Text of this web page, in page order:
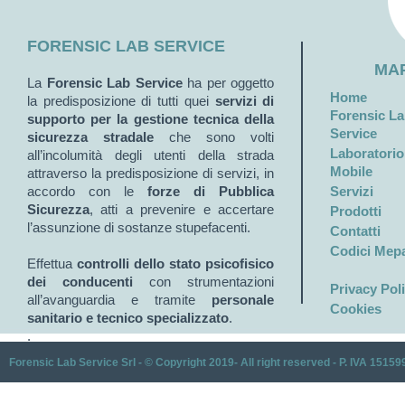
FORENSIC LAB SERVICE
La Forensic Lab Serviceha per oggetto
la predisposizione di tutti quei servizi di
supporto per la gestione tecnica della
sicurezza stradale che sono volti
all’incolumità degli utenti della strada
attraverso la predisposizione di servizi, in
accordo con leforze di Pubblica
Sicurezza, atti a prevenire e accertare
l’assunzione di sostanze stupefacenti.
Effettuacontrolli dello stato psicofisico
dei conducenticon strumentazioni
all’avanguardia e tramite personale
sanitario e tecnico specializzato.
.
Home
Forensic
Service
Laboratorio
Mobile
Servizi
Prodotti
Contatti
Codici
Privacy
Cookies
Forensic Lab Service Srl - © Copyright 2019- All right reserved - P. IVA